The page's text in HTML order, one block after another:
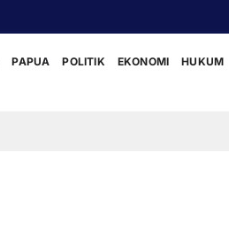
PAPUA POLITIK EKONOMI HUKUM